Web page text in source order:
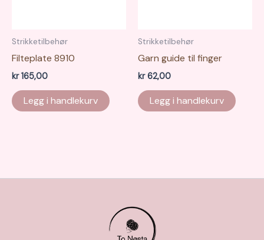
Strikketilbehør
Filteplate 8910
kr165,00
Legg i handlekurv
Strikketilbehør
Garn guide til finger
kr62,00
Legg i handlekurv